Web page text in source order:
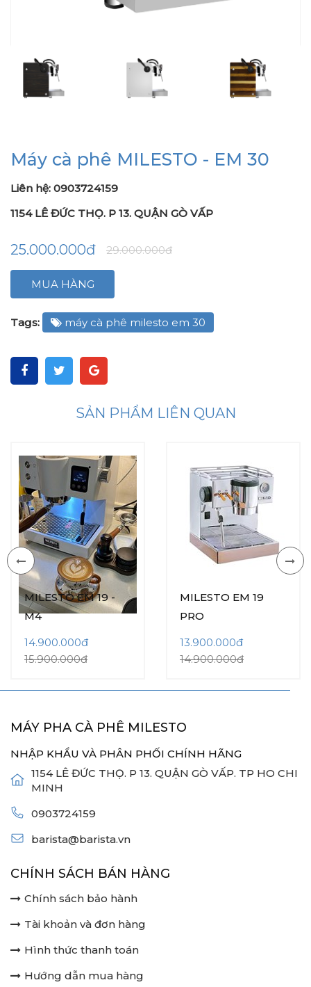
Máy cà phê MILESTO - EM 30
Liên hệ: 0903724159
1154 LÊ ĐỨC THỌ. P 13. QUẬN GÒ VẤP
25.000.000đ 29.000.000đ
MUA HÀNG
Tags: máy cà phê milesto em 30
SẢN PHẨM LIÊN QUAN
MILESTO EM 19 -
M4
14.900.000đ
15.900.000đ
MILESTO EM 19
PRO
13.900.000đ
14.900.000đ
MÁY PHA CÀ PHÊ MILESTO
NHẬP KHẨU VÀ PHÂN PHỐI CHÍNH HÃNG
1154 LÊ ĐỨC THỌ. P 13. QUẬN GÒ VẤP. TP HO CHI
MINH
0903724159
barista@barista.vn
CHÍNH SÁCH BÁN HÀNG
Chính sách bảo hành
Tài khoản và đơn hàng
Hình thức thanh toán
Hướng dẫn mua hàng